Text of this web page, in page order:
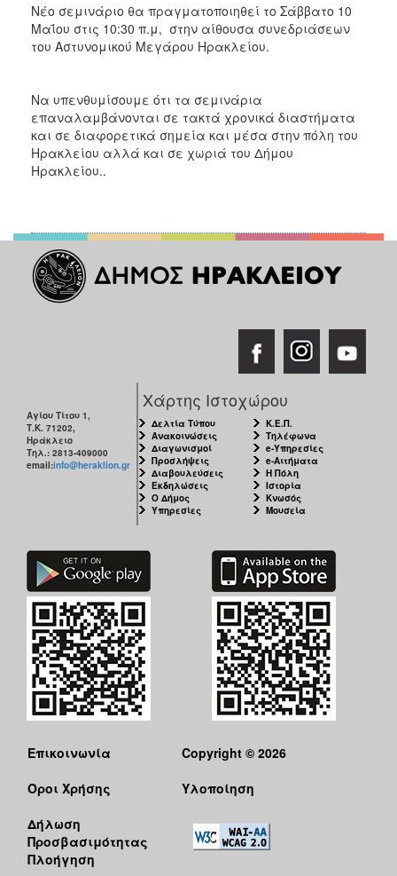
Νέο σεμινάριο θα πραγματοποιηθεί το Σάββατο 10
Μαΐου στις 10:30 π.μ, στην αίθουσα συνεδριάσεων
του Αστυνομικού Μεγάρου Ηρακλείου.
Να υπενθυμίσουμε ότι τα σεμινάρια
επαναλαμβάνονται σε τακτά χρονικά διαστήματα
και σε διαφορετικά σημεία και μέσα στην πόλη του
Ηρακλείου αλλά και σε χωριά του Δήμου
Ηρακλείου..
Αγίου Τίτου 1,
Τ.Κ. 71202,
Ηράκλειο
Τηλ.: 2813-409000
email:info@heraklion.gr
Χάρτης Ιστοχώρου
Δελτία Τύπου
Ανακοινώσεις
Διαγωνισμοί
Προσλήψεις
Διαβουλεύσεις
Εκδηλώσεις
Ο Δήμος
Υπηρεσίες
Κ.Ε.Π.
Τηλέφωνα
e-Υπηρεσίες
e-Αιτήματα
Η Πόλη
Ιστορία
Κνωσός
Μουσεία
Επικοινωνία
Όροι Χρήσης
Δήλωση
Προσβασιμότητας
Πλοήγηση
Copyright © 2026
Υλοποίηση